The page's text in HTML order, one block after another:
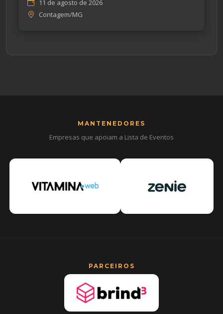
11 de agosto de 2026
Contagem/MG
MANTENEDORES
Empresas que apoiam a Lista de Eventos
PARCEIROS